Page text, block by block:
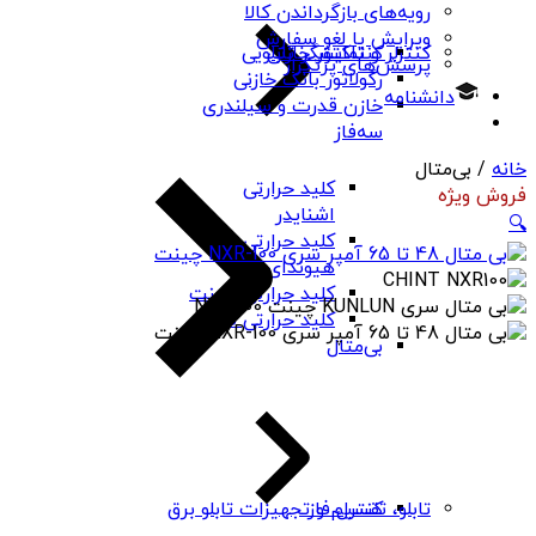
کلید حرارتی
اشنایدر
کلید حرارتی
هیوندای
کلید حرارتی چینت
کلید حرارتی PNS
بی‌متال
کنتاکتور خازنی
رگولاتور بانک خازنی
خازن قدرت و سیلندری
سه‌فاز
کنترلر و نمایشگر تابلویی
کنترل فاز
تابلو، تقسیم و تجهیزات تابلو برق
رویه‌های بازگرداندن کالا
ویرایش یا لغو سفارش
پرسش‌های پرتکرار
دانشنامه
خانه / بی‌متال
فروش ویژه
🔍